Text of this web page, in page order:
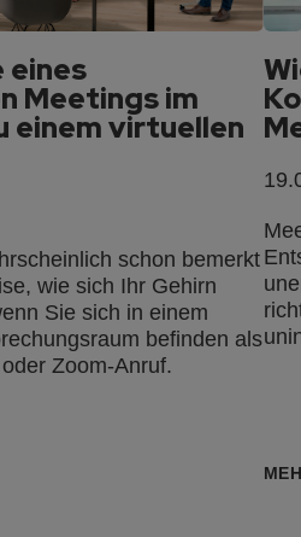
eines
Meetings im
einem virtuellen
schon bemerkt
wie sich Ihr Gehirn
Sie sich in einem
befinden als
Zoom-Anruf.